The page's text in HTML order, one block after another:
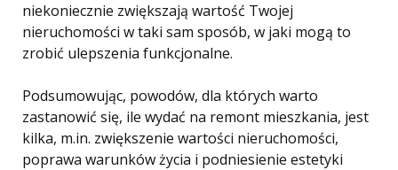
niekoniecznie zwiększają wartość Twojej
nieruchomości w taki sam sposób, w jaki mogą to
zrobić ulepszenia funkcjonalne.
Podsumowując, powodów, dla których warto
zastanowić się, ile wydać na remont mieszkania, jest
kilka, m.in. zwiększenie wartości nieruchomości,
poprawa warunków życia i podniesienie estetyki